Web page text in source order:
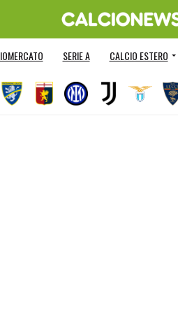
SERIE A CALCIO ESTERO